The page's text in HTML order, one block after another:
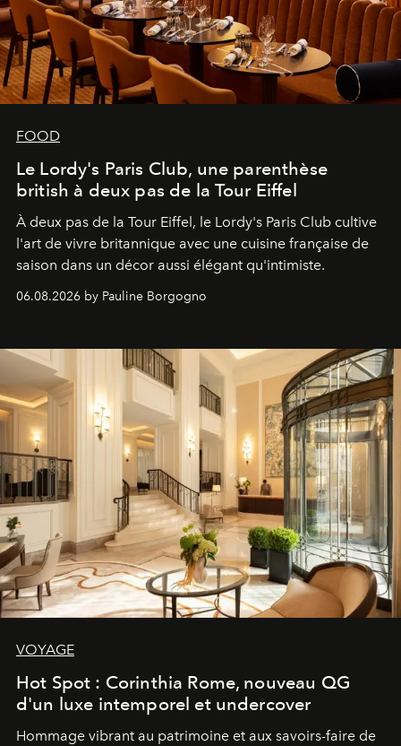
FOOD
Le Lordy's Paris Club, une parenthèse
british à deux pas de la Tour Eiffel
À deux pas de la Tour Eiffel, le Lordy's Paris Club cultive
l'art de vivre britannique avec une cuisine française de
saison dans un décor aussi élégant qu'intimiste.
06.08.2026 by Pauline Borgogno
VOYAGE
Hot Spot : Corinthia Rome, nouveau QG
d'un luxe intemporel et undercover
Hommage vibrant au patrimoine et aux savoirs-faire de